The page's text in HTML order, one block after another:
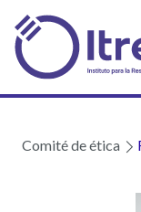
Comité de ética